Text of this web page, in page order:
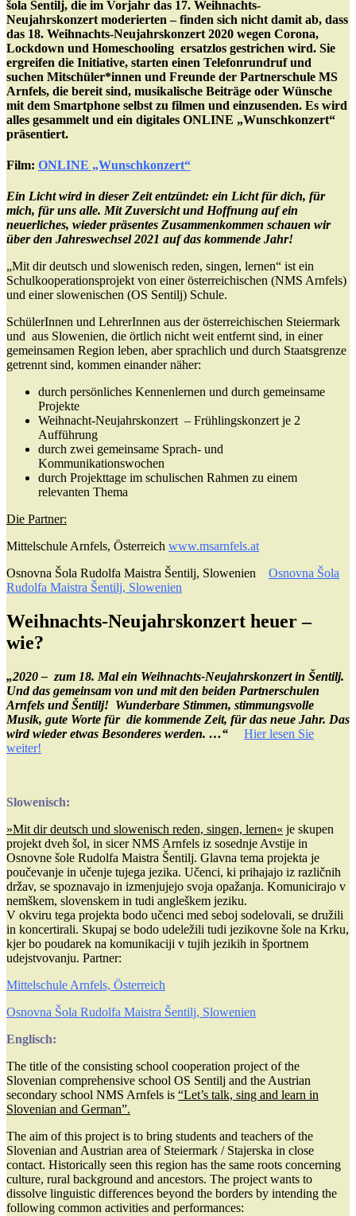
šola Šentilj, die im Vorjahr das 17. Weihnachts-
Neujahrskonzert moderierten – finden sich nicht damit ab, dass
das 18. Weihnachts-Neujahrskonzert 2020 wegen Corona,
Lockdown und Homeschooling ersatzlos gestrichen wird. Sie
ergreifen die Initiative, starten einen Telefonrundruf und
suchen Mitschüler*innen und Freunde der Partnerschule MS
Arnfels, die bereit sind, musikalische Beiträge oder Wünsche
mit dem Smartphone selbst zu filmen und einzusenden. Es wird
alles gesammelt und ein digitales ONLINE „Wunschkonzert“
präsentiert.
Film: ONLINE „Wunschkonzert“
Ein Licht wird in dieser Zeit entzündet: ein Licht für dich, für
mich, für uns alle. Mit Zuversicht und Hoffnung auf ein
neuerliches, wieder präsentes Zusammenkommen schauen wir
über den Jahreswechsel 2021 auf das kommende Jahr!
„Mit dir deutsch und slowenisch reden, singen, lernen“ ist ein
Schulkooperationsprojekt von einer österreichischen (NMS Arnfels)
und einer slowenischen (OS Sentilj) Schule.
SchülerInnen und LehrerInnen aus der österreichischen Steiermark
und aus Slowenien, die örtlich nicht weit entfernt sind, in einer
gemeinsamen Region leben, aber sprachlich und durch Staatsgrenze
getrennt sind, kommen einander näher:
durch persönliches Kennenlernen und durch gemeinsame
Projekte
Weihnacht-Neujahrskonzert – Frühlingskonzert je 2
Aufführung
durch zwei gemeinsame Sprach- und
Kommunikationswochen
durch Projekttage im schulischen Rahmen zu einem
relevanten Thema
Die Partner:
Mittelschule Arnfels, Österreich www.msarnfels.at
Osnovna Šola Rudolfa Maistra Šentilj, Slowenien Osnovna Šola
Rudolfa Maistra Šentilj, Slowenien
Weihnachts-Neujahrskonzert heuer –
wie?
„2020 – zum 18. Mal ein Weihnachts-Neujahrskonzert in Šentilj.
Und das gemeinsam von und mit den beiden Partnerschulen
Arnfels und Šentilj! Wunderbare Stimmen, stimmungsvolle
Musik, gute Worte für die kommende Zeit, für das neue Jahr. Das
wird wieder etwas Besonderes werden. …“ Hier lesen Sie
weiter!
Slowenisch:
»Mit dir deutsch und slowenisch reden, singen, lernen« je skupen
projekt dveh šol, in sicer NMS Arnfels iz sosednje Avstije in
Osnovne šole Rudolfa Maistra Šentilj. Glavna tema projekta je
poučevanje in učenje tujega jezika. Učenci, ki prihajajo iz različnih
držav, se spoznavajo in izmenjujejo svoja opažanja. Komunicirajo v
nemškem, slovenskem in tudi angleškem jeziku.
V okviru tega projekta bodo učenci med seboj sodelovali, se družili
in koncertirali. Skupaj se bodo udeležili tudi jezikovne šole na Krku,
kjer bo poudarek na komunikaciji v tujih jezikih in športnem
udejstvovanju. Partner:
Mittelschule Arnfels, Österreich
Osnovna Šola Rudolfa Maistra Šentilj, Slowenien
Englisch:
The title of the consisting school cooperation project of the
Slovenian comprehensive school OS Sentilj and the Austrian
secondary school NMS Arnfels is “Let’s talk, sing and learn in
Slovenian and German”.
The aim of this project is to bring students and teachers of the
Slovenian and Austrian area of Steiermark / Stajerska in close
contact. Historically seen this region has the same roots concerning
culture, rural background and ancestors. The project wants to
dissolve linguistic differences beyond the borders by intending the
following common activities and performances: